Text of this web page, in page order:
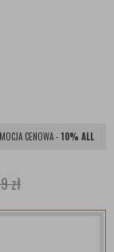
CENOWA -10% ALL
zł